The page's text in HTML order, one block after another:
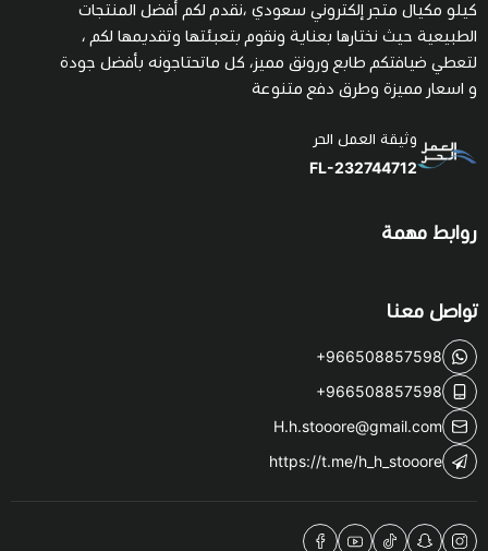
كيلو مكيال متجر إلكتروني سعودي ،نقدم لكم أفضل المنتجات
الطبيعية حيث نختارها بعناية ونقوم بتعبئتها وتقديمها لكم ،
لتعطي ضيافتكم طابع ورونق مميز، كل ماتحتاجونه بأفضل جودة
و اسعار مميزة وطرق دفع متنوعة
وثيقة العمل الحر
FL-232744712
روابط مهمة
تواصل معنا
+966508857598
+966508857598
H.h.stooore@gmail.com
https://t.me/h_h_stooore